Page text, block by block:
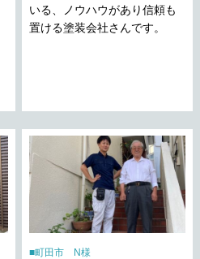
いる、ノウハウがあり信頼も
置ける塗装会社さんです。
町田市 N様